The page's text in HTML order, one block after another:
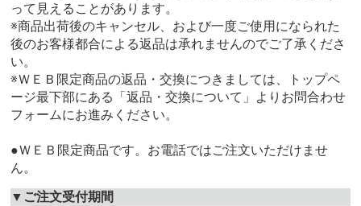
って見えることがあります。
※商品出荷後のキャンセル、および一度ご使用になられた
後のお客様都合による返品は承れませんのでご了承くださ
い。
※ＷＥＢ限定商品の返品・交換につきましては、トップペ
ージ最下部にある「返品・交換について」よりお問合わせ
フォームにお進みください。
●ＷＥＢ限定商品です。お電話ではご注文いただけませ
ん。
▼ご注文受付期間